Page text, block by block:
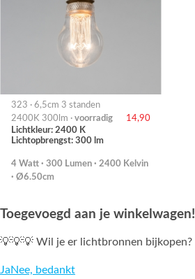
323 · 6,5cm 3 standen
2400K 300lm · voorradig
14,90
Lichtkleur: 2400 K
Lichtopbrengst: 300 lm
4 Watt · 300 Lumen · 2400 Kelvin
· Ø6.50cm
Toegevoegd aan je winkelwagen!
💡💡💡 Wil je er lichtbronnen bijkopen?
JaNee, bedankt